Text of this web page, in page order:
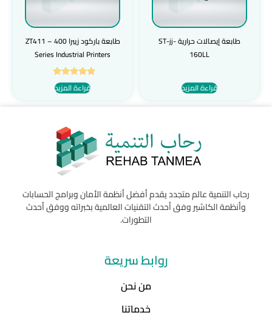
طابعة إيصالات حرارية ST-jj-
160LL
قراءة المزيد
طابعة باركود زيبرا ZT411 – 400
Series Industrial Printers
تم التقييم
5.00
قراءة المزيد
رحاب التنمية عالم متجدد يقدم أفضل أنظمة الأمان وبرامج الحسابات
وأنظمة الكاشير وفق أحدث التقنيات العالمية بخبراته ووفق أحدث
التطورات.
روابط سريعة
من نحن
خدماتنا